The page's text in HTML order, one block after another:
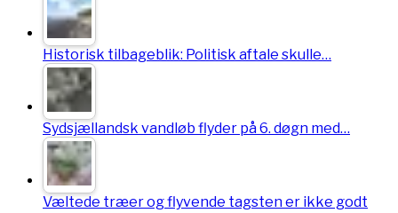
Historisk tilbageblik: Politisk aftale skulle…
Sydsjællandsk vandløb flyder på 6. døgn med…
Væltede træer og flyvende tagsten er ikke godt